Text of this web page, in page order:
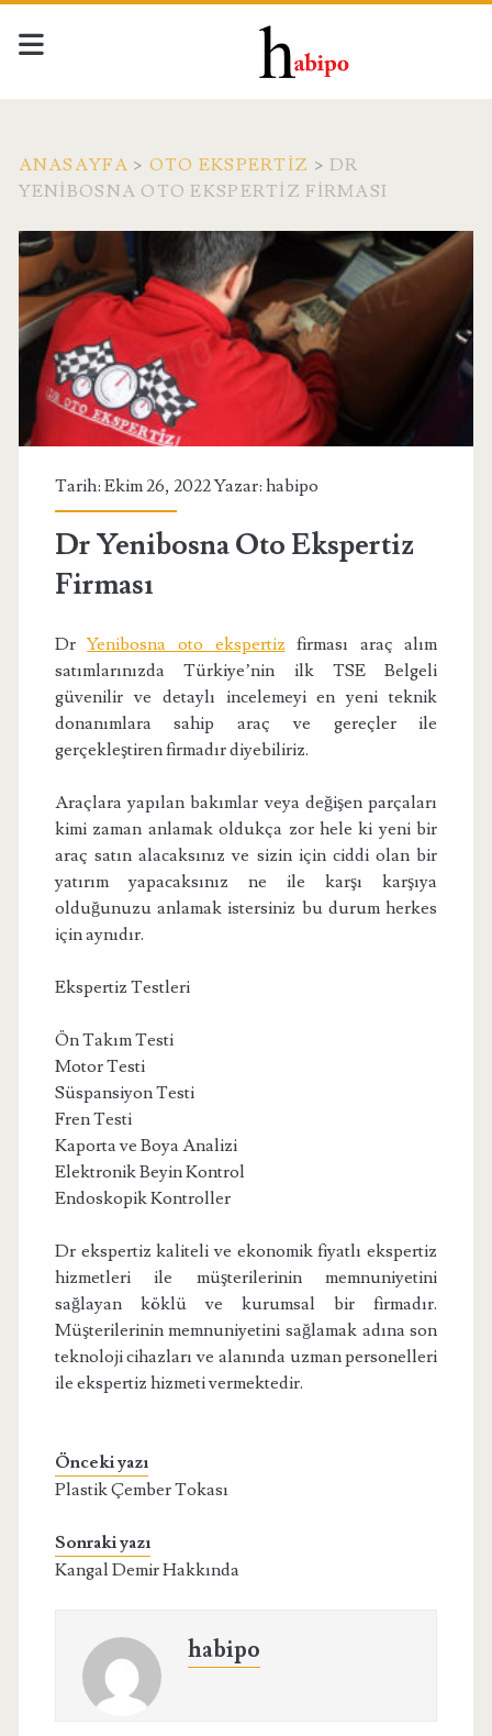
ANASAYFA > OTO EKSPERTIZ >DR
YENIBOSNA OTO EKSPERTIZ FIRMASI
Tarih: Ekim 26, 2022 Yazar: habipo
Dr Yenibosna Oto Ekspertiz
Firması
DrYenibosna oto ekspertiz firması araç alım
satımlarınızda Türkiye’nin ilk TSE Belgeli
güvenilir ve detaylı incelemeyi en yeni teknik
donanımlara sahip araç ve gereçler ile
gerçekleştiren firmadır diyebiliriz.
Araçlara yapılan bakımlar veya değişen parçaları
kimi zaman anlamak oldukça zor hele ki yeni bir
araç satın alacaksınız ve sizin için ciddi olan bir
yatırım yapacaksınız ne ile karşı karşıya
olduğunuzu anlamak istersiniz bu durum herkes
için aynıdır.
Ekspertiz Testleri
Ön Takım Testi
Motor Testi
Süspansiyon Testi
Fren Testi
Kaporta ve Boya Analizi
Elektronik Beyin Kontrol
Endoskopik Kontroller
Dr ekspertiz kaliteli ve ekonomik fiyatlı ekspertiz
hizmetleri ile müşterilerinin memnuniyetini
sağlayan köklü ve kurumsal bir firmadır.
Müşterilerinin memnuniyetini sağlamak adına son
teknoloji cihazları ve alanında uzman personelleri
ile ekspertiz hizmeti vermektedir.
Önceki yazı
Plastik Çember Tokası
Sonraki yazı
Kangal Demir Hakkında
habipo